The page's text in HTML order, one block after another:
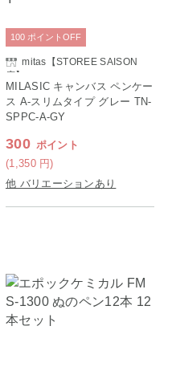
mitas【STOREE SAISON
店】
MILASIC キャンバス ペンケー
ス A-スリムタイプ グレー TN-
SPPC-A-GY
300 ポイント
(1,350 円)
100 ポイント OFF
他 バリエーションあり